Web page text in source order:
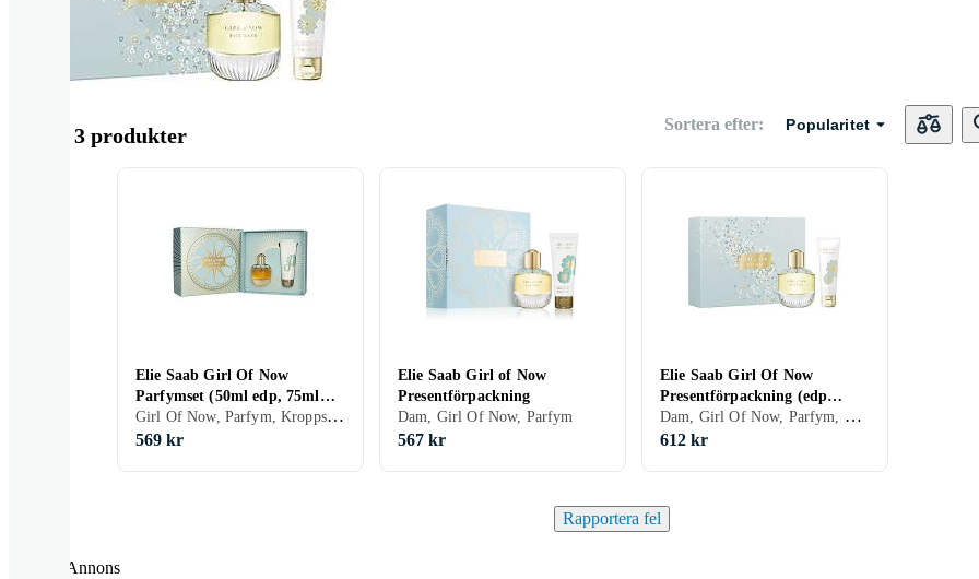
Dam
3 produkter Sortera efter: Popularitet
Elie Saab Girl Of Now
Parfymset (50ml edp, 75ml
Body Lotion)
Girl Of Now, Parfym, Kroppsvård
569 kr
Elie Saab Girl of Now
Presentförpackning
Dam, Girl Of Now, Parfym
567 kr
Elie Saab Girl Of Now
Presentförpackning (edp
50ml, Body Lotion 75ml)
Dam, Girl Of Now, Parfym, Kroppsvård
612 kr
Rapportera fel
Annons